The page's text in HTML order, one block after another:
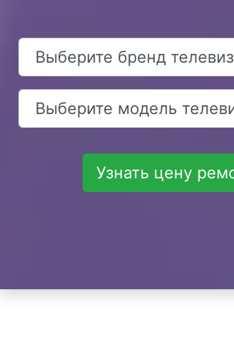
Узнать цену